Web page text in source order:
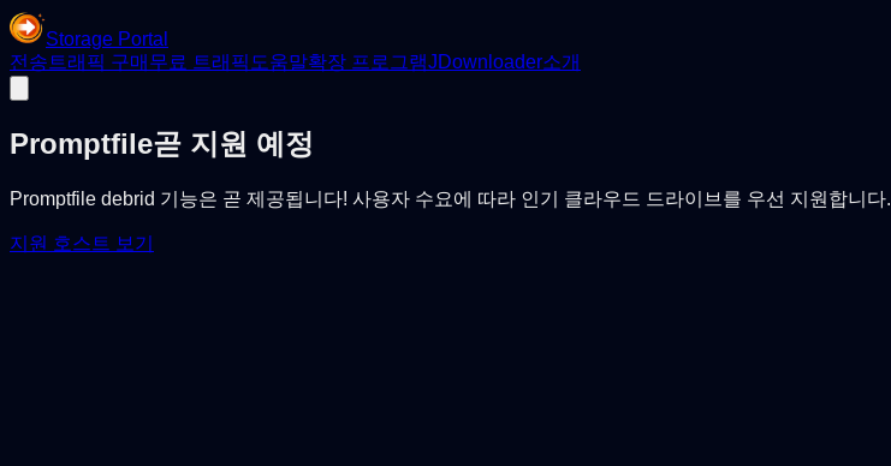
Storage Portal
전송 트래픽 구매 무료 트래픽 도움말확장 프로그램JDownloader소개
Promptfile곧 지원 예정
Promptfile debrid 기능은 곧 제공됩니다! 사용자 수요에 따라 인기 클라우드 드라이브를 우선 지원합니다.
지원 호스트 보기